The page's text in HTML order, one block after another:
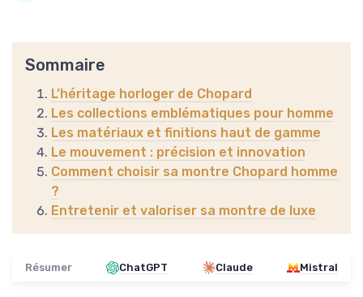
Sommaire
L’héritage horloger de Chopard
Les collections emblématiques pour homme
Les matériaux et finitions haut de gamme
Le mouvement : précision et innovation
Comment choisir sa montre Chopard homme
?
Entretenir et valoriser sa montre de luxe
Résumer ChatGPT Claude Mistral